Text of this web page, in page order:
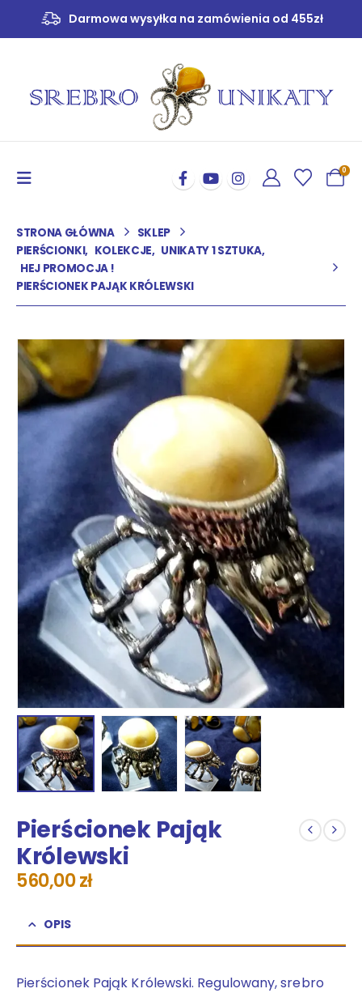
Darmowa wysyłka na zamówienia od 455zł
0
STRONA GŁÓWNA
SKLEP
PIERŚCIONKI, KOLEKCJE, UNIKATY 1 SZTUKA,
HEJ PROMOCJA !
PIERŚCIONEK PAJĄK KRÓLEWSKI
Pierścionek Pająk
Królewski
560,00zł
OPIS
Pierścionek Pająk Królewski. Regulowany, srebro